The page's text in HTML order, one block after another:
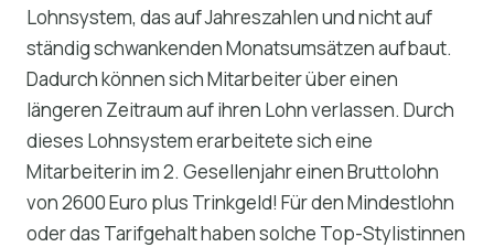
Lohnsystem, das auf Jahreszahlen und nicht auf
ständig schwankenden Monatsumsätzen aufbaut.
Dadurch können sich Mitarbeiter über einen
längeren Zeitraum auf ihren Lohn verlassen. Durch
dieses Lohnsystem erarbeitete sich eine
Mitarbeiterin im 2. Gesellenjahr einen Bruttolohn
von 2600 Euro plus Trinkgeld! Für den Mindestlohn
oder das Tarifgehalt haben solche Top-Stylistinnen